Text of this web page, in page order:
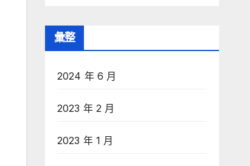
彙整
2024 年 6 月
2023 年 2 月
2023 年 1 月